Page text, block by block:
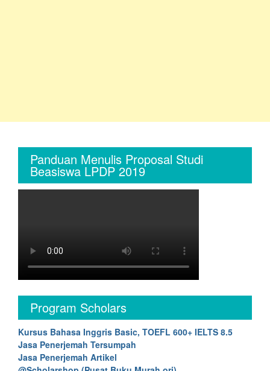
Panduan Menulis Proposal Studi
Beasiswa LPDP 2019
Program Scholars
Kursus Bahasa Inggris Basic, TOEFL 600+ IELTS 8.5
Jasa Penerjemah Tersumpah
Jasa Penerjemah Artikel